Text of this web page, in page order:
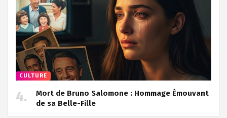
CULTURE
Mort de Bruno Salomone : Hommage Émouvant
de sa Belle-Fille